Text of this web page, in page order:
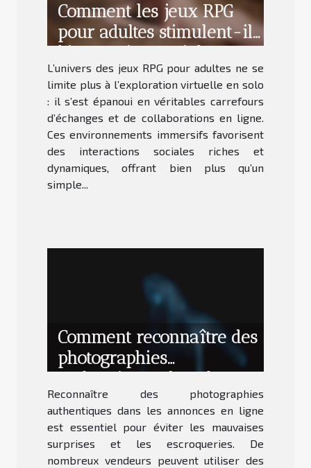
Comment les jeux RPG
pour adultes stimulent-ils
l'interaction sociale en
ligne ?
L’univers des jeux RPG pour adultes ne se
limite plus à l’exploration virtuelle en solo
: il s’est épanoui en véritables carrefours
d’échanges et de collaborations en ligne.
Ces environnements immersifs favorisent
des interactions sociales riches et
dynamiques, offrant bien plus qu’un
simple...
Comment reconnaître des
photographies
authentiques dans les
annonces en ligne ?
Reconnaître des photographies
authentiques dans les annonces en ligne
est essentiel pour éviter les mauvaises
surprises et les escroqueries. De
nombreux vendeurs peuvent utiliser des